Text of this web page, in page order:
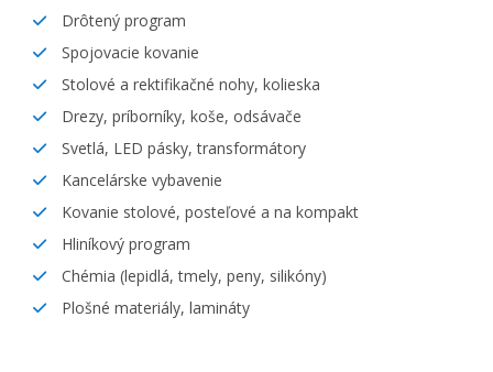
Drôtený program
Spojovacie kovanie
Stolové a rektifikačné nohy, kolieska
Drezy, príborníky, koše, odsávače
Svetlá, LED pásky, transformátory
Kancelárske vybavenie
Kovanie stolové, posteľové a na kompakt
Hliníkový program
Chémia (lepidlá, tmely, peny, silikóny)
Plošné materiály, lamináty